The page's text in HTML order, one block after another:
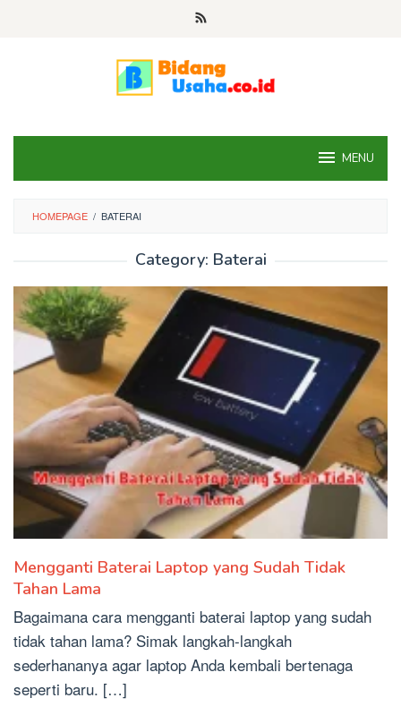
MENU
HOMEPAGE / BATERAI
Category: Baterai
Mengganti Baterai Laptop yang Sudah Tidak
Tahan Lama
Bagaimana cara mengganti baterai laptop yang sudah
tidak tahan lama? Simak langkah-langkah
sederhananya agar laptop Anda kembali bertenaga
seperti baru. […]